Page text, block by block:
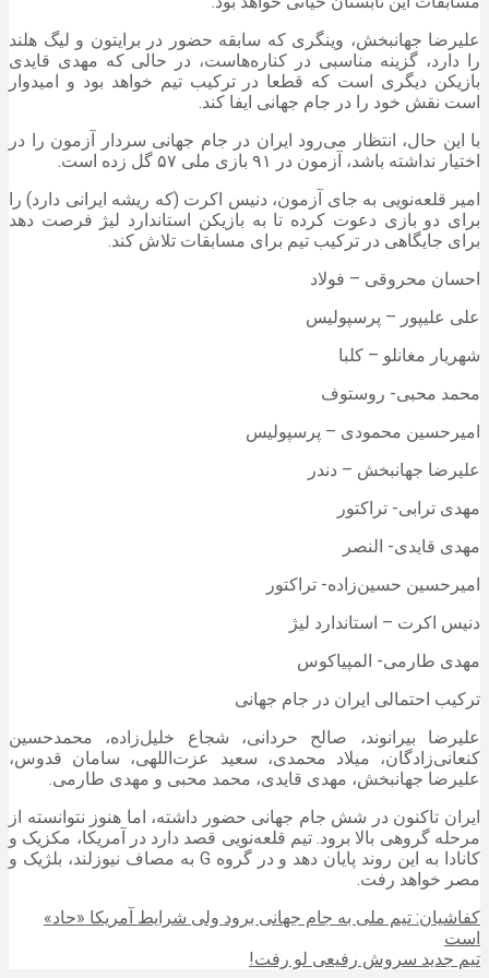
علیرضا جهانبخش، وینگری که سابقه حضور در برایتون و لیگ هلند
را دارد، گزینه مناسبی در کناره‌هاست، در حالی که مهدی قایدی
بازیکن دیگری است که قطعا در ترکیب تیم خواهد بود و امیدوار
است نقش خود را در جام جهانی ایفا کند.
با این حال، انتظار می‌رود ایران در جام جهانی سردار آزمون را در
اختیار نداشته باشد، آزمون در ۹۱ بازی ملی ۵۷ گل زده است.
امیر قلعه‌نویی به جای آزمون، دنیس اکرت (که ریشه ایرانی دارد) را
برای دو بازی دعوت کرده تا به بازیکن استاندارد لیژ فرصت دهد
برای جایگاهی در ترکیب تیم برای مسابقات تلاش کند.
احسان محروقی – فولاد
علی علیپور – پرسپولیس
شهریار مغانلو – کلبا
محمد محبی- روستوف
امیرحسین محمودی – پرسپولیس
علیرضا جهانبخش – دندر
مهدی ترابی- تراکتور
مهدی قایدی- النصر
امیرحسین حسین‌زاده- تراکتور
دنیس اکرت – استاندارد لیژ
مهدی طارمی- المپیاکوس
ترکیب احتمالی ایران در جام جهانی
علیرضا بیرانوند، صالح حردانی، شجاع خلیل‌زاده، محمدحسین
کنعانی‌زادگان، میلاد محمدی، سعید عزت‌اللهی، سامان قدوس،
علیرضا جهانبخش، مهدی قایدی، محمد محبی و مهدی طارمی.
ایران تاکنون در شش جام جهانی حضور داشته، اما هنوز نتوانسته از
مرحله گروهی بالا برود. تیم قلعه‌نویی قصد دارد در آمریکا، مکزیک و
کانادا به این روند پایان دهد و در گروه G به مصاف نیوزلند، بلژیک و
مصر خواهد رفت.
کفاشیان: تیم ملی به جام جهانی برود ولی شرایط آمریکا «حاد»
است
تیم جدید سروش رفیعی لو رفت!